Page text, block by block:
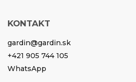
KONTAKT
gardin@gardin.sk
+421 905 744 105
WhatsApp